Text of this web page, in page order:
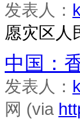
发表人：
愿灾区人
中国：
发表人：
网 (via